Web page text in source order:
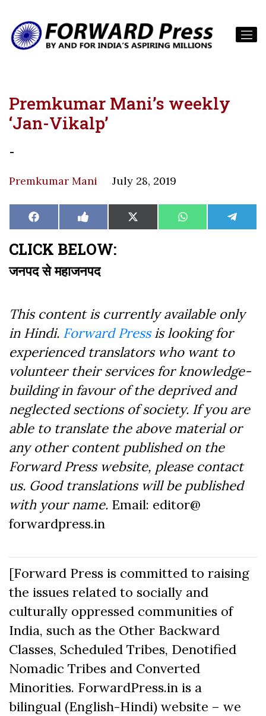
Premkumar Mani’s weekly
‘Jan-Vikalp’
-
Premkumar Mani July 28, 2019
Share
on
Facebook Share
on
Like
on
Share
on
X
(Twitter)
Share
on
WhatsAppShare
on
CLICK BELOW:
जनपद से महाजनपद
This content is currently available only
in Hindi. Forward Pressis looking for
experienced translators who want to
volunteer their services for knowledge-
building in favour of the deprived and
neglected sections of society. If you are
able to translate the above material or
any other content published on the
Forward Press website, please contact
us. Good translations will be published
with your name. Email: editor@
forwardpress.in
[Forward Press is committed to raising
the issues related to socially and
culturally oppressed communities of
India, such as the Other Backward
Classes, Scheduled Tribes, Denotified
Nomadic Tribes and Converted
Minorities. ForwardPress.in is a
bilingual (English-Hindi) website – we